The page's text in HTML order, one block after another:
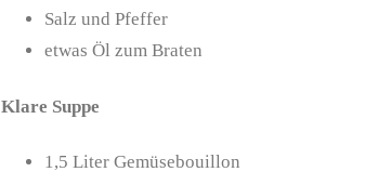
Salz und Pfeffer
etwas Öl zum Braten
Klare Suppe
1,5 Liter Gemüsebouillon